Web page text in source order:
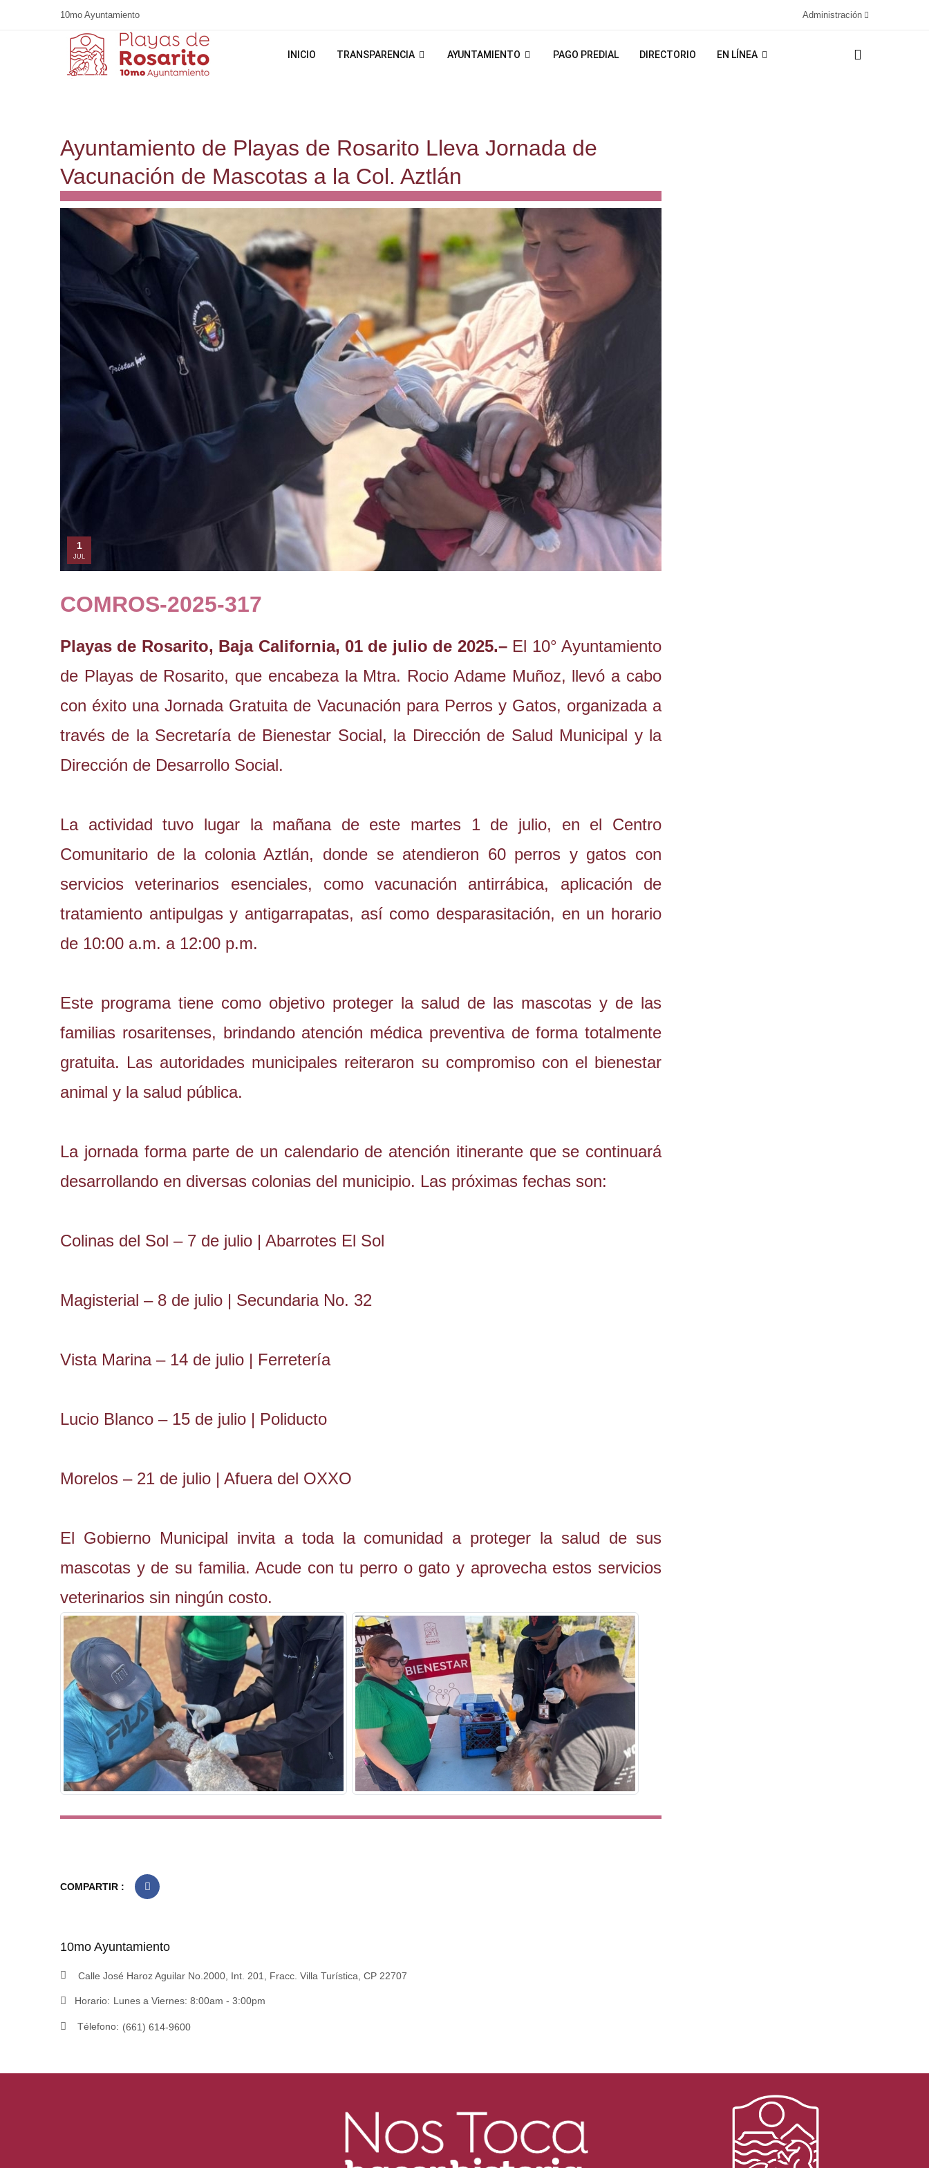
10mo Ayuntamiento Administración
INICIO TRANSPARENCIA AYUNTAMIENTO PAGO PREDIAL DIRECTORIO EN LÍNEA
Ayuntamiento de Playas de Rosarito Lleva Jornada de
Vacunación de Mascotas a la Col. Aztlán
1
JUL
COMROS-2025-317
Playas de Rosarito, Baja California, 01 de julio de 2025.– El 10° Ayuntamiento
de Playas de Rosarito, que encabeza la Mtra. Rocio Adame Muñoz, llevó a cabo
con éxito una Jornada Gratuita de Vacunación para Perros y Gatos, organizada a
través de la Secretaría de Bienestar Social, la Dirección de Salud Municipal y la
Dirección de Desarrollo Social.
La actividad tuvo lugar la mañana de este martes 1 de julio, en el Centro
Comunitario de la colonia Aztlán, donde se atendieron 60 perros y gatos con
servicios veterinarios esenciales, como vacunación antirrábica, aplicación de
tratamiento antipulgas y antigarrapatas, así como desparasitación, en un horario
de 10:00 a.m. a 12:00 p.m.
Este programa tiene como objetivo proteger la salud de las mascotas y de las
familias rosaritenses, brindando atención médica preventiva de forma totalmente
gratuita. Las autoridades municipales reiteraron su compromiso con el bienestar
animal y la salud pública.
La jornada forma parte de un calendario de atención itinerante que se continuará
desarrollando en diversas colonias del municipio. Las próximas fechas son:
Colinas del Sol – 7 de julio | Abarrotes El Sol
Magisterial – 8 de julio | Secundaria No. 32
Vista Marina – 14 de julio | Ferretería
Lucio Blanco – 15 de julio | Poliducto
Morelos – 21 de julio | Afuera del OXXO
El Gobierno Municipal invita a toda la comunidad a proteger la salud de sus
mascotas y de su familia. Acude con tu perro o gato y aprovecha estos servicios
veterinarios sin ningún costo.
COMPARTIR :
10mo Ayuntamiento
Calle José Haroz Aguilar No.2000, Int. 201, Fracc. Villa Turística, CP 22707
Horario: Lunes a Viernes: 8:00am - 3:00pm
Télefono: (661) 614-9600